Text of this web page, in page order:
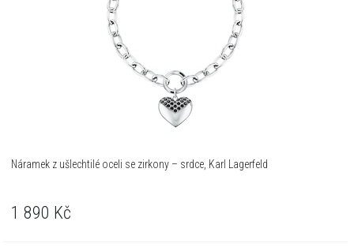
Náramek z ušlechtilé oceli se zirkony – srdce, Karl Lagerfeld
1 890 Kč